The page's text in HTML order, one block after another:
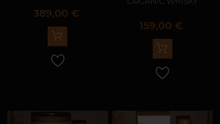
Prix
389,00 €
Prix
159,00 €